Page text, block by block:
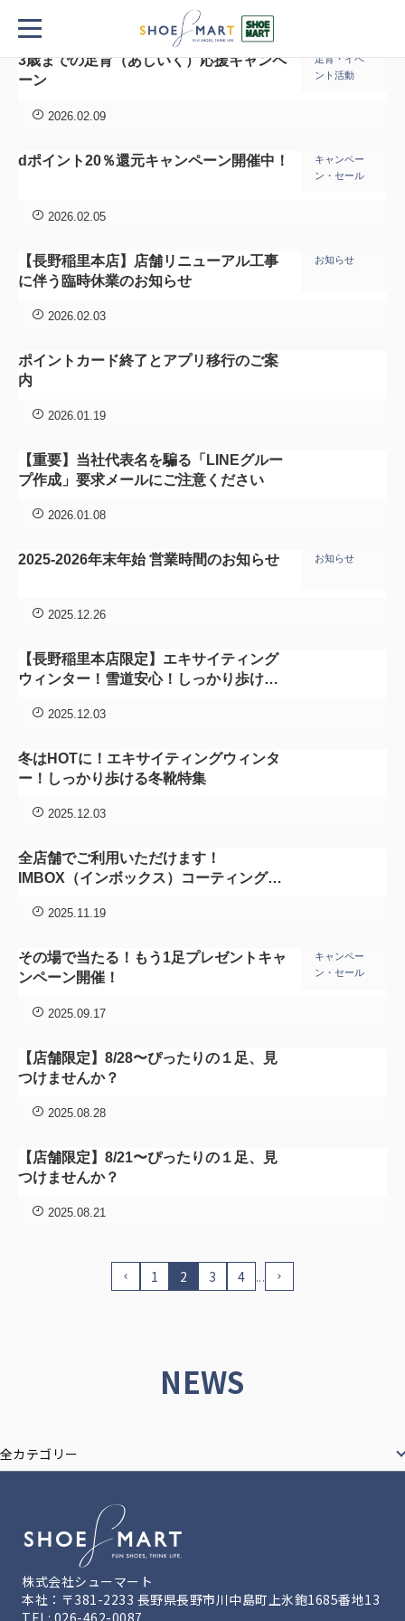
TOP
3歳までの足育（あしいく）応援キャンペ
ーン
2026.02.09
足育・イベ
ント活動
dポイント20％還元キャンペーン開催中！
2026.02.05
キャンペー
ン・セール
【長野稲里本店】店舗リニューアル工事
に伴う臨時休業のお知らせ
2026.02.03
お知らせ
ポイントカード終了とアプリ移行のご案
内
2026.01.19
【重要】当社代表名を騙る「LINEグルー
プ作成」要求メールにご注意ください
2026.01.08
2025-2026年末年始 営業時間のお知らせ
2025.12.26
お知らせ
【長野稲里本店限定】エキサイティング
ウィンター！雪道安心！しっかり歩ける
2025.12.03
冬はHOTに！エキサイティングウィンタ
ー！しっかり歩ける冬靴特集
2025.12.03
全店舗でご利用いただけます！
IMBOX（インボックス）コーティング加
2025.11.19
その場で当たる！もう1足プレゼントキャ
ンペーン開催！
2025.09.17
キャンペー
ン・セール
【店舗限定】8/28〜ぴったりの１足、見
つけませんか？
2025.08.28
【店舗限定】8/21〜ぴったりの１足、見
つけませんか？
2025.08.21
1 2 3 4 ...
NEWS
全カテゴリー
株式会社シューマート
本社：〒381-2233 長野県長野市川中島町上氷鉋1685番地13
TEL: 026-462-0087